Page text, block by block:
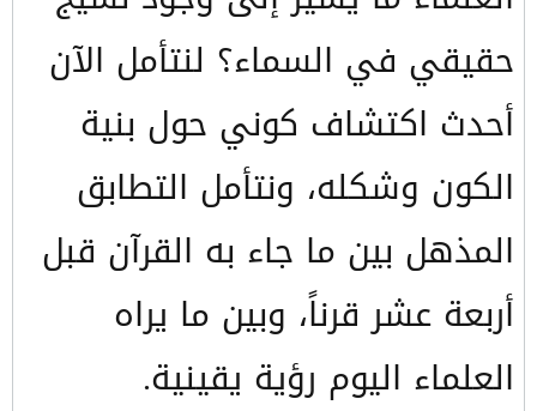
حقيقي في السماء؟ لنتأمل الآن
أحدث اكتشاف كوني حول بنية
الكون وشكله، ونتأمل التطابق
المذهل بين ما جاء به القرآن قبل
أربعة عشر قرناً، وبين ما يراه
العلماء اليوم رؤية يقينية.